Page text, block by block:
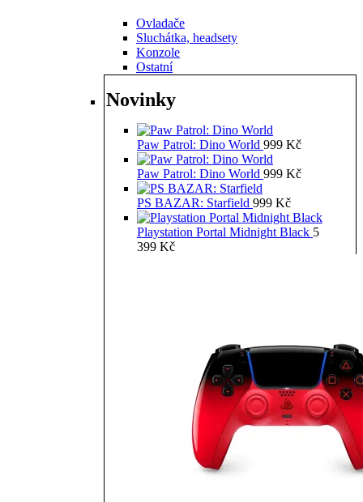
Ovladače
Sluchátka, headsety
Konzole
Ostatní
Novinky
Paw Patrol: Dino World 999 Kč
Paw Patrol: Dino World 999 Kč
PS BAZAR: Starfield 999 Kč
Playstation Portal Midnight Black 5
399 Kč